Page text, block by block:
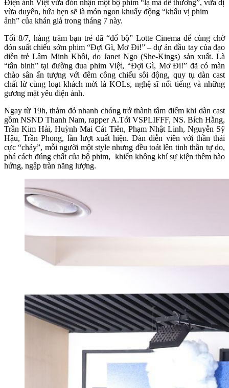
Điện ảnh Việt vừa đón nhận một bộ phim “lạ mà dễ thương”, vừa dị
vừa duyên, hứa hẹn sẽ là món ngon khuấy động “khẩu vị phim
ảnh” của khán giả trong tháng 7 này.
Tối 8/7, hàng trăm bạn trẻ đã “đổ bộ” Lotte Cinema để cùng chờ
đón suất chiếu sớm phim “Đợi Gì, Mơ Đi!” – dự án đầu tay của đạo
diễn trẻ Lâm Minh Khôi, do Janet Ngo (She-Kings) sản xuất. Là
“tân binh” tại đường đua phim Việt, “Đợi Gì, Mơ Đi!” đã có màn
chào sân ấn tượng với đêm công chiếu sôi động, quy tụ dàn cast
chất lừ cùng loạt khách mời là KOLs, nghệ sĩ nổi tiếng và những
gương mặt yêu điện ảnh.
Ngay từ 19h, thảm đỏ nhanh chóng trở thành tâm điểm khi dàn cast
gồm NSND Thanh Nam, rapper A.Tới VSPLIFFF, NS. Bích Hằng,
Trần Kim Hải, Huỳnh Mai Cát Tiên, Phạm Nhật Linh, Nguyễn Sỹ
Hậu, Trần Phong, lần lượt xuất hiện. Dàn diễn viên với thần thái
cực “cháy”, mỗi người một style nhưng đều toát lên tinh thần tự do,
phá cách đúng chất của bộ phim, khiến không khí sự kiện thêm hào
hứng, ngập tràn năng lượng.